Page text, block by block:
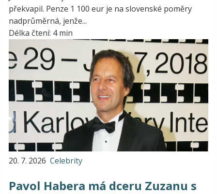
překvapil. Penze 1 100 eur je na slovenské poměry
nadprůměrná, jenže...
Délka čtení: 4 min
20. 7. 2026 Celebrity
Pavol Habera má dceru Zuzanu s